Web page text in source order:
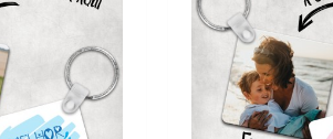
add à lista